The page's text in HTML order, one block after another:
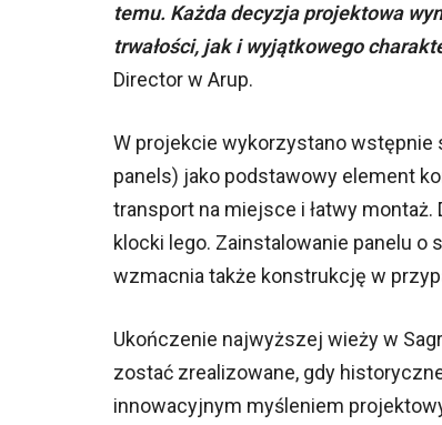
temu. Każda decyzja projektowa
trwałości, jak i wyjątkowego
Director w Arup.
W projekcie wykorzystano
panels) jako podstawowy element
transport na miejsce i łatwy
klocki lego. Zainstalowanie panelu o
wzmacnia także konstrukcję w
Ukończenie najwyższej wieży w
zostać zrealizowane, gdy
innowacyjnym myśleniem